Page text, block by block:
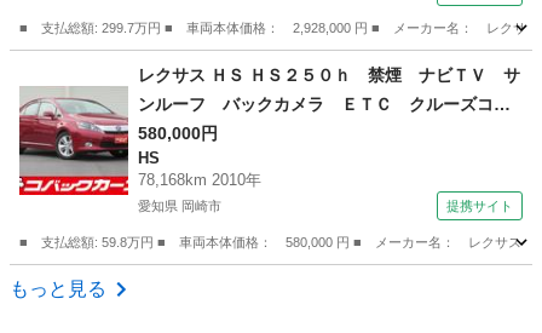
■ 支払総額: 299.7万円 ■ 車両本体価格： 2,928,000 円 ■ メーカー名： レクサ
RX
レクサス ＨＳ ＨＳ２５０ｈ 禁煙 ナビＴＶ サ
ンルーフ バックカメラ ＥＴＣ クルーズコン
トロール スマートキー ＤＶＤ再生 イモビラ
イザー 後席送風機 （検9.8）
580,000円
HS
78,168km 2010年
愛知県 岡崎市 提携サイト
■ 支払総額: 59.8万円 ■ 車両本体価格： 580,000 円 ■ メーカー名： レクサ
愛知 岡崎市
もっと見る